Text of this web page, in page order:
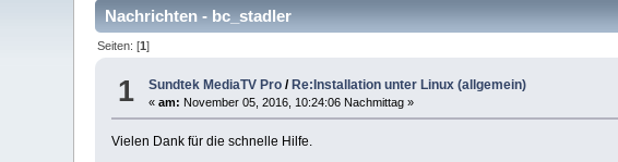
Nachrichten - bc_stadler
Seiten: [1]
1 Sundtek MediaTV Pro / Re:Installation unter Linux (allgemein)
«am: November 05, 2016, 10:24:06 Nachmittag »
Vielen Dank für die schnelle Hilfe.